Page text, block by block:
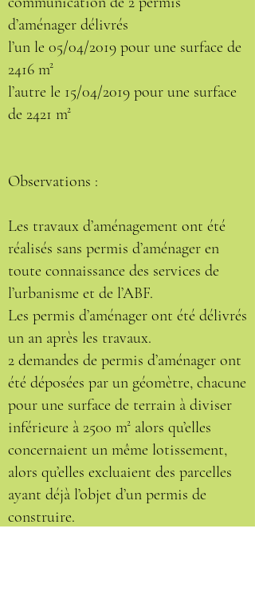
d’aménager délivrés
l’un le 05/04/2019 pour une surface de
2416 m²
l’autre le 15/04/2019 pour une surface
de 2421 m²
Observations :
Les travaux d’aménagement ont été
réalisés sans permis d’aménager en
toute connaissance des services de
l’urbanisme et de l’ABF.
Les permis d’aménager ont été délivrés
un an après les travaux.
2 demandes de permis d’aménager ont
été déposées par un géomètre, chacune
pour une surface de terrain à diviser
inférieure à 2500 m² alors qu’elles
concernaient un même lotissement,
alors qu’elles excluaient des parcelles
ayant déjà l’objet d’un permis de
construire.